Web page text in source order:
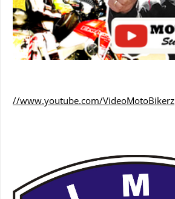
//www.youtube.com/VideoMotoBikerz